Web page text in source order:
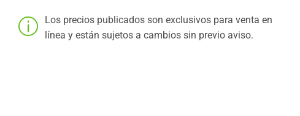
Los precios publicados son exclusivos para venta en
línea y están sujetos a cambios sin previo aviso.